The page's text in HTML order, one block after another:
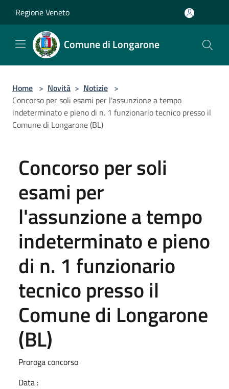
Regione Veneto
Comune di Longarone
Home > Novità > Notizie >
Concorso per soli esami per l'assunzione a tempo
indeterminato e pieno di n. 1 funzionario tecnico presso il
Comune di Longarone (BL)
Concorso per soli
esami per
l'assunzione a tempo
indeterminato e pieno
di n. 1 funzionario
tecnico presso il
Comune di Longarone
(BL)
Proroga concorso
Data :